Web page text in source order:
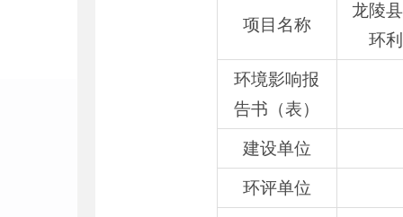
项目名称
龙陵
环
环境影响报
告书（表）
建设单位
环评单位